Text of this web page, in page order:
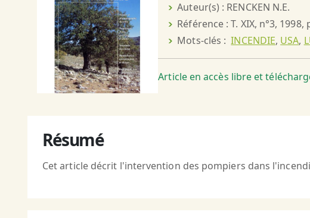
Auteur(s) : RENCKEN N.E.
Référence : T. XIX, n°3, 1998,
Mots-clés :INCENDIE, USA,
Article en accès libre et
Résumé
Cet article décrit l'intervention des pompiers dans